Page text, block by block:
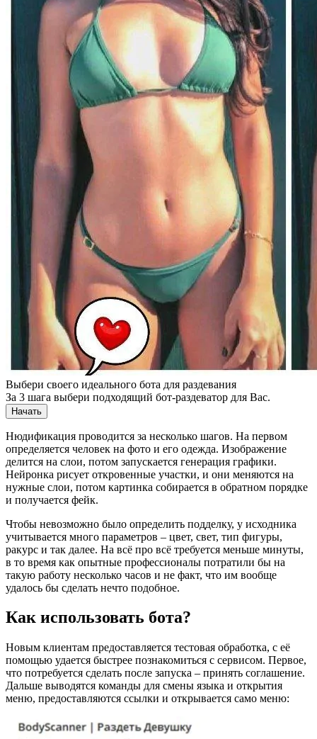
Выбери своего идеального бота для раздевания
За 3 шага выбери подходящий бот-раздеватор для Вас.
Начать
Нюдификация проводится за несколько шагов. На первом
определяется человек на фото и его одежда. Изображение
делится на слои, потом запускается генерация графики.
Нейронка рисует откровенные участки, и они меняются на
нужные слои, потом картинка собирается в обратном порядке
и получается фейк.
Чтобы невозможно было определить подделку, у исходника
учитывается много параметров – цвет, свет, тип фигуры,
ракурс и так далее. На всё про всё требуется меньше минуты,
в то время как опытные профессионалы потратили бы на
такую работу несколько часов и не факт, что им вообще
удалось бы сделать нечто подобное.
Как использовать бота?
Новым клиентам предоставляется тестовая обработка, с её
помощью удается быстрее познакомиться с сервисом. Первое,
что потребуется сделать после запуска – принять соглашение.
Дальше выводятся команды для смены языка и открытия
меню, предоставляются ссылки и открывается само меню: